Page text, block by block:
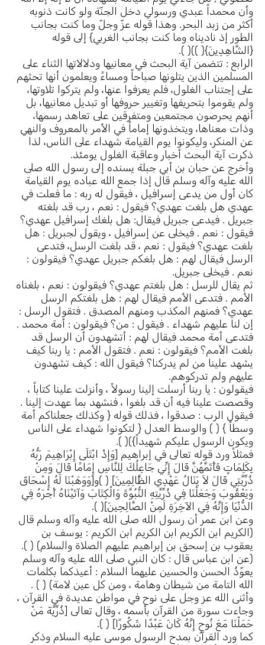
وأن محمداً عبدي ورسولي دخل الجنّة ولو كانت ذنوبه
أكثر من زبد البحر. وهذا قوله عزّ وجلّ وما كنت بجانب
الطور إذ ناديناه وما كنت بجانب الغربي} إلى قوله
{الشَّاهِدِينَ}( ))( ).
الرابع : تتضمن آية البحث في معانيها ودلالاتها الثناء على
المسلمين الذين يتلونها صباحاً ومساءً ويعلمون أنها تحثهم
على إجتناب الغلول، فلم يعزفوا عنها، ولم يتركوا تلاوتها،
ولم يقوموا بتحريفها وتغيير حروفها أو تبديل معانيها، بل
أنهم يحرصون مجتمعين ومتفرقين على تعاهد رسمها،
وذات معناها، ويتخذونها إماماً في الأمر بالمعروف والنهي
عن المنكر، وليكونوا يوم القيامة شهداء على الناس، لذا
ذكرت آية البحث أخبار وعاقبة الغلول يومئذ.
وأخرج عن حبان بن أبي جبلة يسنده إلى رسول الله صلى
الله عليه وآله وسلم قال إذا جمع الله عباده يوم القيامة
كان أول من يدعى إسرافيل ، فيقول له ربه : ما فعلت في
عهدي هل بلغت عهدي؟ فيقول : نعم ، رب قد بلغته
جبريل . فيدعى جبريل فيقال: هل بلغك إسرافيل عهدي؟
فيقول : نعم . فيخلى عن إسرافيل ، ويقول لجبريل : هل
بلغت عهدي؟ فيقول : نعم ، قد بلغت الرسل، فتدعى
الرسل فيقال لهم : هل بلغكم جبريل عهدي؟ فيقولون :
نعم . فيخلى جبريل.
ثم يقال للرسل : هل بلغتم عهدي؟ فيقولون : نعم ، بلغناه
الأمم . فتدعى الأمم فيقال لهم : هل بلغتكم الرسل
عهدي؟ فمنهم المكذب ومنهم المصدق . فتقول الرسل :
إن لنا عليهم شهداء . فيقول : من؟ فيقولون : أمة محمد .
فتدعى أمة محمد فيقال لهم : أتشهدون أن الرسل قد
بلغت الأمم؟ فيقولون : نعم . فتقول الأمم : يا ربنا كيف
يشهد علينا من لم يدركنا؟ فيقول الله : كيف تشهدون
عليهم ولم تدركوهم.
فيقولون : يا ربنا أرسلت إلينا رسولاً ، وأنزلت علينا كتاباً ،
وقصصت علينا فيه أن قد بلغوا ، فنشهد بما عهدت إلينا .
فيقول الرب : صدقوا ، فذلك قوله { وكذلك جعلناكم أمة
وسطاً } ( ) والوسط العدل { لتكونوا شهداء على الناس
ويكون الرسول عليكم شهيداً})( ).
فمثلاً ورد قوله تعالى في إبراهيم [وَإِذْ ابْتَلَى إِبْرَاهِيمَ رَبُّهُ
بِكَلِمَاتٍ فَأَتَمَّهُنَّ قَالَ إِنِّي جَاعِلُكَ لِلنَّاسِ إِمَامًا قَالَ وَمِنْ
ذُرِّيَّتِي قَالَ لاَ يَنَالُ عَهْدِي الظَّالِمِينَ] ( )و[وَوَهَبْنَا لَهُ إِسْحَاقَ
وَيَعْقُوبَ وَجَعَلْنَا فِي ذُرِّيَّتِهِ النُّبُوَّةَ وَالْكِتَابَ وَآتَيْنَاهُ أَجْرَهُ فِي
الدُّنْيَا وَإِنَّهُ فِي الآخِرَةِ لَمِنْ الصَّالِحِينَ]( ).
وعن ابن عمر أن رسول الله صلى الله عليه وآله وسلم قال
(الكريم ابن الكريم ابن الكريم ابن الكريم : يوسف بن
يعقوب بن إسحق بن إبراهيم عليهم الصلاة والسلام) ( ).
(عن ابن عباس قال : كان النبي صلى الله عليه وآله وسلم
يعوّذُ الحسن والحسين عليهما السلام : أعيذكما بكلمات
الله التامة من شيطان وهامة ، ومن كل عين لامة) ( ) .
وأثنى الله عز وجل على نوح في مواطن عديدة في القرآن ،
وجاءت سورة من القرآن بأسمه ، وقال تعالى [ذُرِّيَّةَ مَنْ
حَمَلْنَا مَعَ نُوحٍ إِنَّهُ كَانَ عَبْدًا شَكُورًا] ( ).
كما ورد القرآن بمدح الرسول موسى عليه السلام وذكر